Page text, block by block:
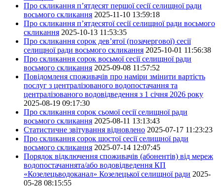
Про скликання п’ятдесят першої сесії селищної ради
восьмого скликання 2025-11-10 13:59:18
Про скликання п’ятдесятої сесії селищної ради восьмого
скликання 2025-10-13 11:53:35
Про скликання сорок дев’ятої (позачергової) сесії
селищної ради восьмого скликання 2025-10-01 11:56:38
Про скликання сорок восьмої сесії селищної ради
восьмого скликання 2025-09-08 11:57:52
Повідомленя споживачів про наміри змінити вартість
послуг з централізованого водопостачання та
централізованого водовідведення з 1 січня 2026 року
2025-08-19 09:17:30
Про скликання сорок сьомої сесії селищної ради
восьмого скликання 2025-08-11 13:13:43
Статистичне звітування відновлено 2025-07-17 11:23:23
Про скликання сорок шостої сесії селищної ради
восьмого скликання 2025-07-14 12:07:45
Порядок відключення споживачів (абонентів) від мереж
водопостачаннята/або водовідведення КП
«Козелецьводоканал» Козелецької селищної ради 2025-
05-28 08:15:55